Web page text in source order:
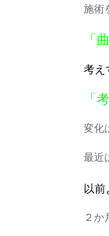
施術
「
考え
「
変化
最近
以前
２か